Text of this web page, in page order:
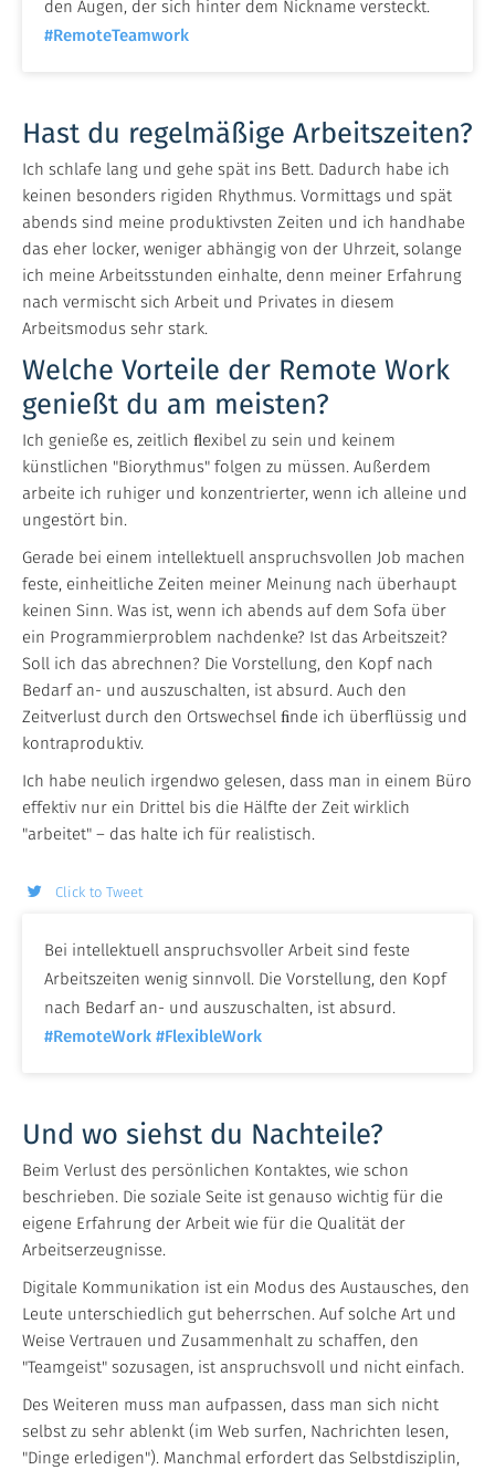
den Augen, der sich hinter dem Nickname versteckt.
#RemoteTeamwork
Hast du regelmäßige Arbeitszeiten?
Ich schlafe lang und gehe spät ins Bett. Dadurch habe ich
keinen besonders rigiden Rhythmus. Vormittags und spät
abends sind meine produktivsten Zeiten und ich handhabe
das eher locker, weniger abhängig von der Uhrzeit, solange
ich meine Arbeitsstunden einhalte, denn meiner Erfahrung
nach vermischt sich Arbeit und Privates in diesem
Arbeitsmodus sehr stark.
Welche Vorteile der Remote Work
genießt du am meisten?
Ich genieße es, zeitlich ﬂexibel zu sein und keinem
künstlichen "Biorythmus" folgen zu müssen. Außerdem
arbeite ich ruhiger und konzentrierter, wenn ich alleine und
ungestört bin.
Gerade bei einem intellektuell anspruchsvollen Job machen
feste, einheitliche Zeiten meiner Meinung nach überhaupt
keinen Sinn. Was ist, wenn ich abends auf dem Sofa über
ein Programmierproblem nachdenke? Ist das Arbeitszeit?
Soll ich das abrechnen? Die Vorstellung, den Kopf nach
Bedarf an- und auszuschalten, ist absurd. Auch den
Zeitverlust durch den Ortswechsel ﬁnde ich überflüssig und
kontraproduktiv.
Ich habe neulich irgendwo gelesen, dass man in einem Büro
effektiv nur ein Drittel bis die Hälfte der Zeit wirklich
"arbeitet" – das halte ich für realistisch.
Bei intellektuell anspruchsvoller Arbeit sind feste
Arbeitszeiten wenig sinnvoll. Die Vorstellung, den Kopf
nach Bedarf an- und auszuschalten, ist absurd.
#RemoteWork #FlexibleWork
Click to Tweet
Und wo siehst du Nachteile?
Beim Verlust des persönlichen Kontaktes, wie schon
beschrieben. Die soziale Seite ist genauso wichtig für die
eigene Erfahrung der Arbeit wie für die Qualität der
Arbeitserzeugnisse.
Digitale Kommunikation ist ein Modus des Austausches, den
Leute unterschiedlich gut beherrschen. Auf solche Art und
Weise Vertrauen und Zusammenhalt zu schaffen, den
"Teamgeist" sozusagen, ist anspruchsvoll und nicht einfach.
Des Weiteren muss man aufpassen, dass man sich nicht
selbst zu sehr ablenkt (im Web surfen, Nachrichten lesen,
"Dinge erledigen"). Manchmal erfordert das Selbstdisziplin,